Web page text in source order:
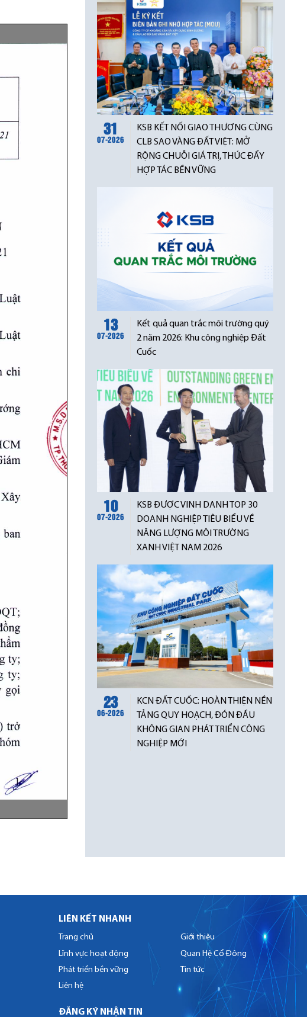
31
07-2026
KSB KẾT NỐI GIAO THƯƠNG CÙNG
CLB SAO VÀNG ĐẤT VIỆT: MỞ
RỘNG CHUỖI GIÁ TRỊ, THÚC ĐẨY
HỢP TÁC BỀN VỮNG
13
07-2026
Kết quả quan trắc môi trường quý
2 năm 2026: Khu công nghiệp Đất
Cuốc
10
07-2026
KSB ĐƯỢC VINH DANH TOP 30
DOANH NGHIỆP TIÊU BIỂU VỀ
NĂNG LƯỢNG MÔI TRƯỜNG
XANH VIỆT NAM 2026
23
06-2026
KCN ĐẤT CUỐC: HOÀN THIỆN NỀN
TẢNG QUY HOẠCH, ĐÓN ĐẦU
KHÔNG GIAN PHÁT TRIỂN CÔNG
NGHIỆP MỚI
LIÊN KẾT NHANH
Trang chủ
Giới thiệu
Lĩnh vực hoạt động
Quan Hệ Cổ Đông
Phát triển bền vững
Tin tức
Liên hệ
ĐĂNG KÝ NHẬN TIN